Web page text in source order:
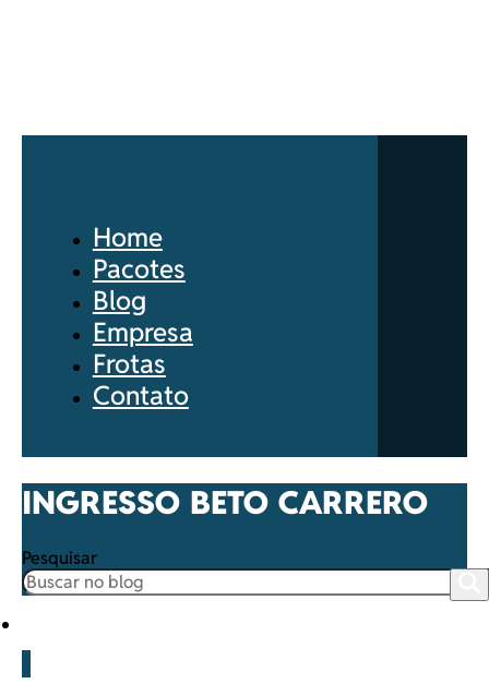
Home
Pacotes
Blog
Empresa
Frotas
Contato
INGRESSO BETO CARRERO
Pesquisar